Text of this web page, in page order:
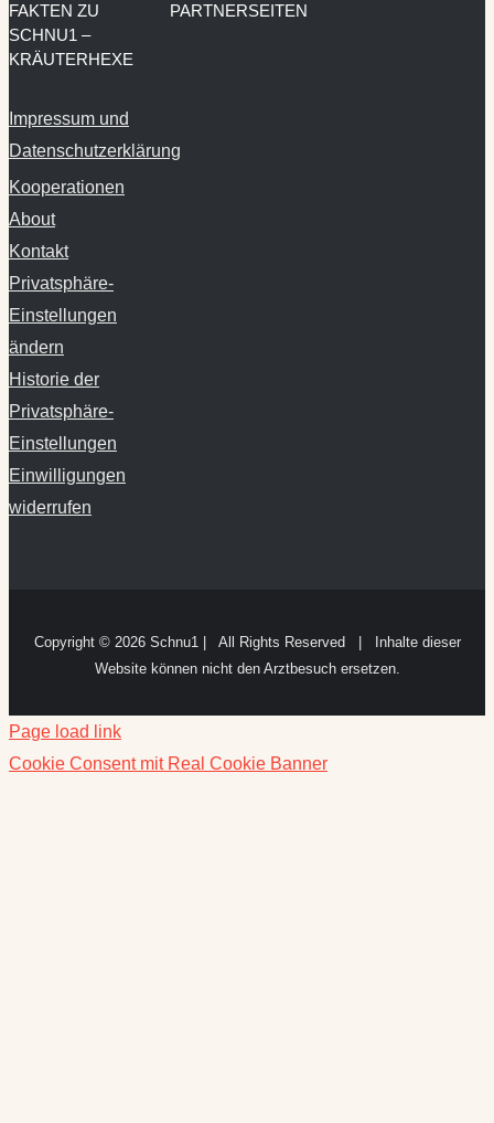
FAKTEN ZU
SCHNU1 –
KRÄUTERHEXE
Impressum und
Datenschutzerklärung
Kooperationen
About
Kontakt
Privatsphäre-
Einstellungen
ändern
Historie der
Privatsphäre-
Einstellungen
Einwilligungen
widerrufen
PARTNERSEITEN
Copyright © 2026 Schnu1 | All Rights Reserved | Inhalte dieser
Website können nicht den Arztbesuch ersetzen.
Page load link
Cookie Consent mit Real Cookie Banner